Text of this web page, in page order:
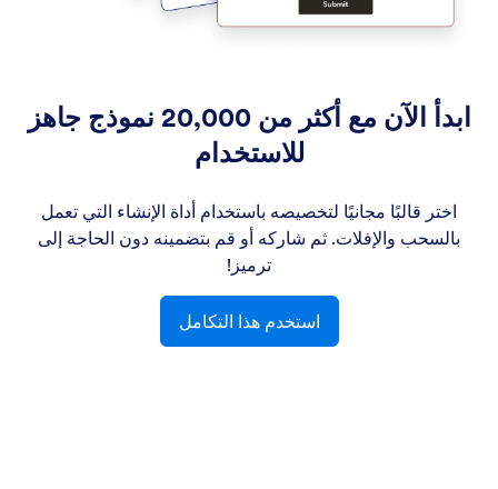
ابدأ الآن مع أكثر من 20,000 نموذج جاهز
للاستخدام
اختر قالبًا مجانيًا لتخصيصه باستخدام أداة الإنشاء التي تعمل
بالسحب والإفلات. ثم شاركه أو قم بتضمينه دون الحاجة إلى
ترميز!
استخدم هذا التكامل